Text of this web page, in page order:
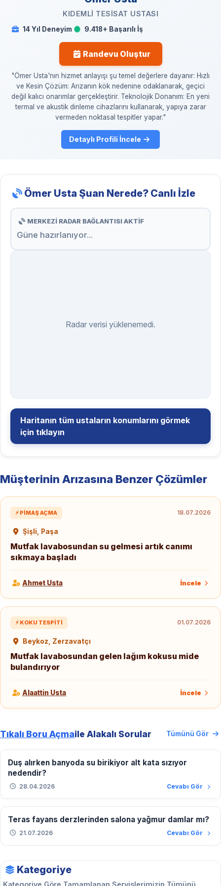
KIDEMLI TESISAT USTASI
14 Yıl Deneyim 9.418+ Başarılı İş
Randevu Oluştur
"Ömer Usta'nın hizmet anlayışı şu temel değerlere dayanır: Hızlı
ve Kesin Çözüm: Arızanın kök nedenine odaklanarak, geçici
değil kalıcı onarımlar gerçekleştirir. Teknolojik Donanım: En yeni
termal ve akustik dinleme cihazlarını kullanarak, yapıya zarar
vermeden noktasal tespitler yapar."
Detaylı Profili İncele
Ömer Usta Şuan Nerede? Canlı İzle
MERKEZİ RADAR BAĞLANTISI AKTİF
Güne hazırlanıyor...
Radar verisi yüklenemedi.
Haritanın tüm ustaların konumlarını görmek
için tıklayın
Müşterinin Arızasına Benzer Çözümler
⚡ PIMAŞ AÇMA 18.07.2026
Şişli, Paşa
Mutfak lavabosundan su gelmesi artık canımı
sıkmaya başladı
Ahmet Usta İncele
⚡ KOKU TESPITI 01.07.2026
Beykoz, Zerzavatçı
Mutfak lavabosundan gelen lağım kokusu mide
bulandırıyor
Alaattin Usta İncele
Tıkalı Boru Açmaile Alakalı Sorular Tümünü Gör
Duş alırken banyoda su birikiyor alt kata sızıyor
nedendir?
28.04.2026 Cevabı Gör
Teras fayans derzlerinden salona yağmur damlar mı?
21.07.2026 Cevabı Gör
Kategoriye
Kategoriye Göre Tamamlanan Servislerimizin Tümünü